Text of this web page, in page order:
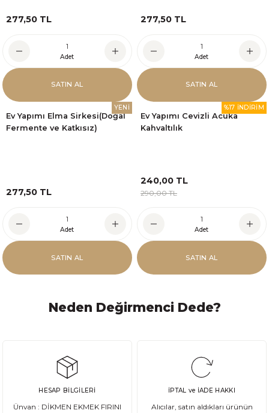
277,50 TL
Adet
SATIN AL
277,50 TL
Adet
SATIN AL
YENİ
Ev Yapımı Elma Sirkesi(Doğal
Fermente ve Katkısız)
277,50 TL
Adet
SATIN AL
%17 İNDİRİM
Ev Yapımı Cevizli Acuka
Kahvaltılık
240,00 TL
290,00 TL
Adet
SATIN AL
Neden Değirmenci Dede?
HESAP BİLGİLERİ
Ünvan : DİKMEN EKMEK FIRINI
İPTAL ve İADE HAKKI
Alıcılar, satın aldıkları ürünün